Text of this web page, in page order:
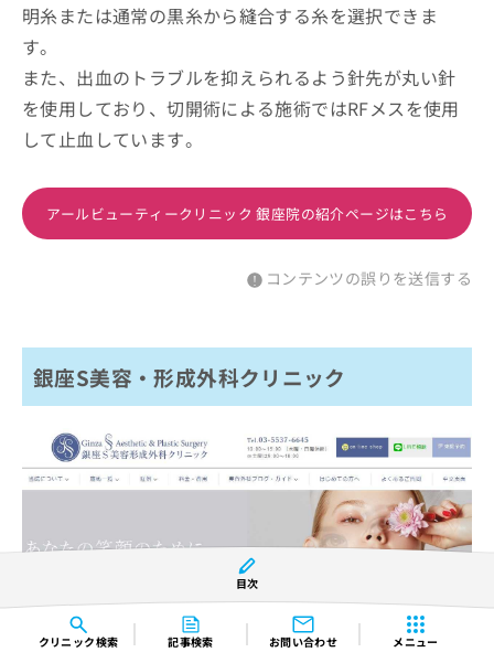
クリニック検索 記事検索 お問い合わせ メニュー
明糸または通常の黒糸から縫合する糸を選択できま
す。
また、出血のトラブルを抑えられるよう針先が丸い針
を使用しており、切開術による施術ではRFメスを使用
して止血しています。
アールビューティークリニック 銀座院の紹介ページはこちら
コンテンツの誤りを送信する
銀座S美容・形成外科クリニック
※引用：https://www.ginza-s.jp/
目次